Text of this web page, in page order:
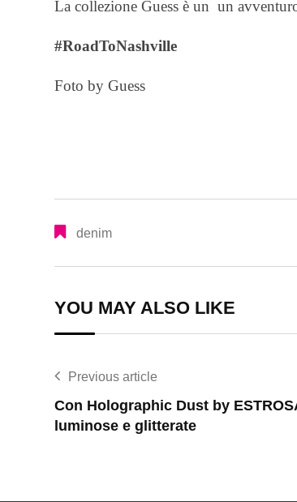
La collezione Guess è un un
#RoadToNashville
Foto by Guess
denim
YOU MAY ALSO LIKE
Previous article
Con Holographic Dust by
luminose e glitterate